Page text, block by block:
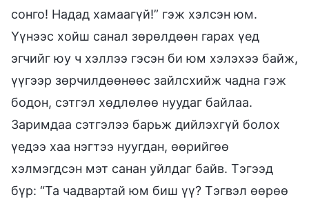
сонго! Надад хамаагүй!” гэж хэлсэн юм.
Үүнээс хойш санал зөрөлдөөн гарах үед
эгчийг юу ч хэллээ гэсэн би юм хэлэхээ байж,
үүгээр зөрчилдөөнөөс зайлсхийж чадна гэж
бодон, сэтгэл хөдлөлөө нуудаг байлаа.
Заримдаа сэтгэлээ барьж дийлэхгүй болох
үедээ хаа нэгтээ нуугдан, өөрийгөө
хэлмэгдсэн мэт санан уйлдаг байв. Тэгээд
бүр: “Та чадвартай юм биш үү? Тэгвэл өөрөө